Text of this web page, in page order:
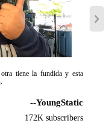
tiene la fundida y esta
--YoungStatic
172K subscribers